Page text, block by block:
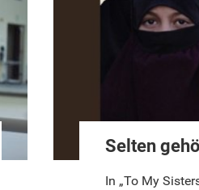
Selten
In „To My